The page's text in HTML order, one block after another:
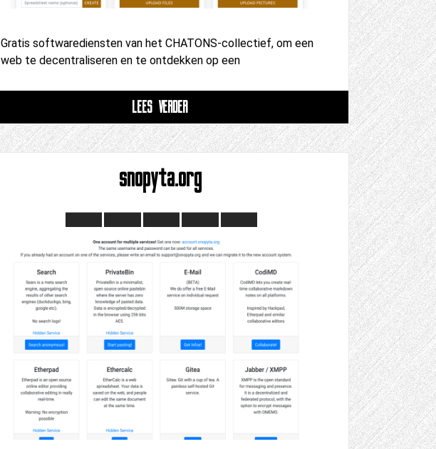
Gratis softwarediensten van het CHATONS-collectief, om een ​​
web te decentraliseren en te ontdekken op een
LEES VERDER
snopyta.org